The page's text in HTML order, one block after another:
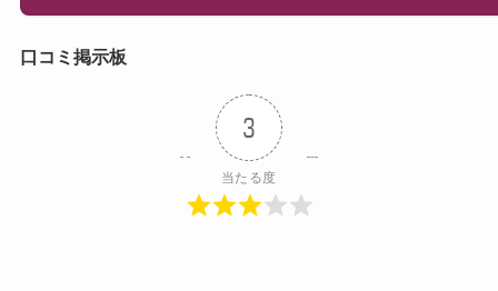
口コミ掲示板
3
当たる度